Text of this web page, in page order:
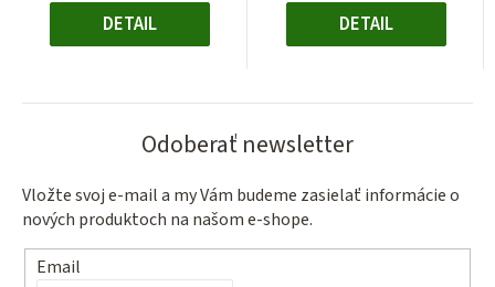
DETAIL DETAIL
Odoberať newsletter
Vložte svoj e-mail a my Vám budeme zasielať informácie o
nových produktoch na našom e-shope.
Email